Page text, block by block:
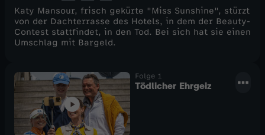
l
e
Katy Mansour, frisch gekürte "Miss Sunshine", stürzt
von der Dachterrasse des Hotels, in dem der Beauty-
Contest stattfindet, in den Tod. Bei sich hat sie einen
Umschlag mit Bargeld.
Folge 1
Tödlicher Ehrgeiz